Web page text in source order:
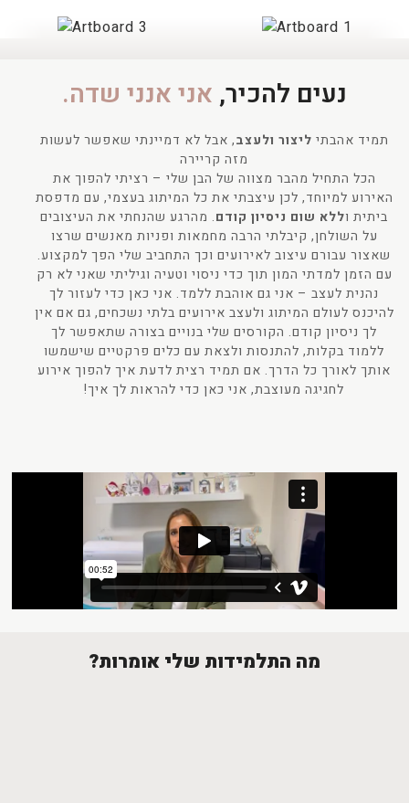
נעים להכיר, אני אנני שדה.
תמיד אהבתי ליצור ולעצב, אבל לא דמיינתי שאפשר לעשות
מזה קריירה
הכל התחיל מהבר מצווה של הבן שלי – רציתי להפוך את
האירוע למיוחד, לכן עיצבתי את כל המיתוג בעצמי, עם מדפסת
ביתית וללא שום ניסיון קודם. מהרגע שהנחתי את העיצובים
על השולחן, קיבלתי הרבה מחמאות ופניות מאנשים שרצו
שאצור עבורם עיצוב לאירועים וכך התחביב שלי הפך למקצוע.
עם הזמן למדתי המון תוך כדי ניסוי וטעיה וגיליתי שאני לא רק
נהנית לעצב – אני גם אוהבת ללמד. אני כאן כדי לעזור לך
להיכנס לעולם המיתוג ולעצב אירועים בלתי נשכחים, גם אם אין
לך ניסיון קודם. הקורסים שלי בנויים בצורה שתאפשר לך
ללמוד בקלות, להתנסות ולצאת עם כלים פרקטיים שישמשו
אותך לאורך כל הדרך. אם תמיד רצית לדעת איך להפוך אירוע
לחגיגה מעוצבת, אני כאן כדי להראות לך איך!
מה התלמידות שלי אומרות?